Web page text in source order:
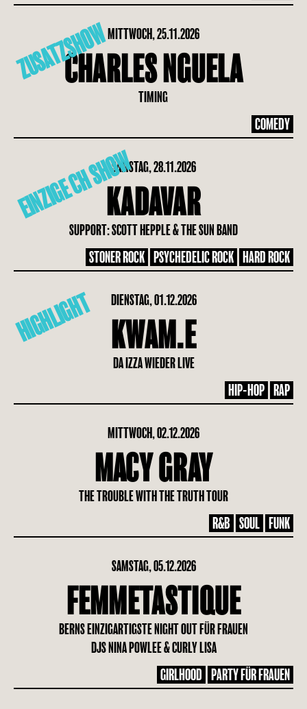
MITTWOCH, 25.11.2026
ZUSATZSHOWCHARLES NGUELA
TIMING
COMEDY
SAMSTAG, 28.11.2026
EINZIGE CH SHOWKADAVAR
SUPPORT: SCOTT HEPPLE & THE SUN BAND
STONER ROCK PSYCHEDELIC ROCK HARD ROCK
DIENSTAG, 01.12.2026
HIGHLIGHT KWAM.E
DA IZZA WIEDER LIVE
HIP-HOP RAP
MITTWOCH, 02.12.2026
MACY GRAY
THE TROUBLE WITH THE TRUTH TOUR
R&B SOUL FUNK
SAMSTAG, 05.12.2026
FEMMETASTIQUE
BERNS EINZIGARTIGSTE NIGHT OUT FÜR FRAUEN
DJS NINA POWLEE & CURLY LISA
GIRLHOOD PARTY FÜR FRAUEN